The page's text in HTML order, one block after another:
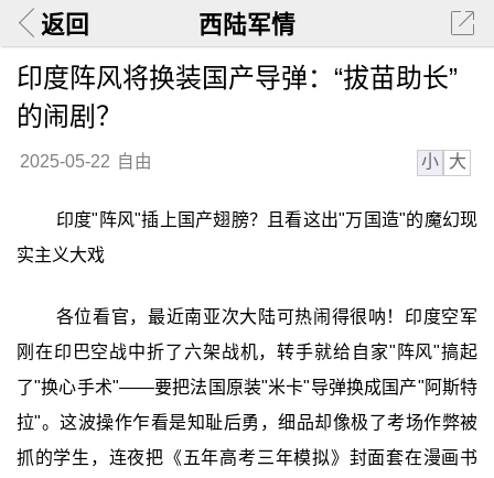
返回 西陆军情
印度阵风将换装国产导弹：“拔苗助长”
的闹剧？
2025-05-22 自由 小 大
印度"阵风"插上国产翅膀？且看这出"万国造"的魔幻现
实主义大戏
各位看官，最近南亚次大陆可热闹得很呐！印度空军
刚在印巴空战中折了六架战机，转手就给自家"阵风"搞起
了"换心手术"——要把法国原装"米卡"导弹换成国产"阿斯特
拉"。这波操作乍看是知耻后勇，细品却像极了考场作弊被
抓的学生，连夜把《五年高考三年模拟》封面套在漫画书